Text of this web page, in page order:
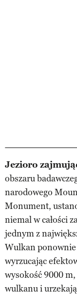
Jezioro
obszaru
narodowego
Monument,
niemal w całości
jednym z
Wulkan ponownie
wyrzucając
wysokość 9000
wulkanu i